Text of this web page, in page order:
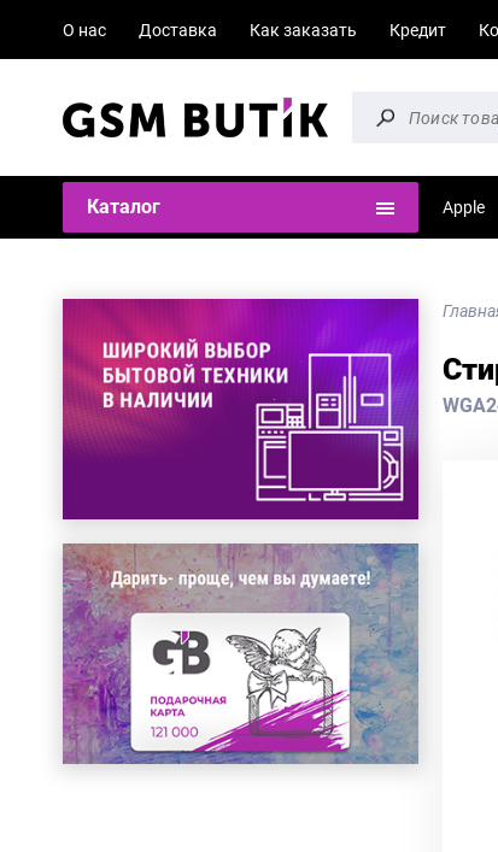
О нас Доставка Как заказать Кредит
Каталог Apple